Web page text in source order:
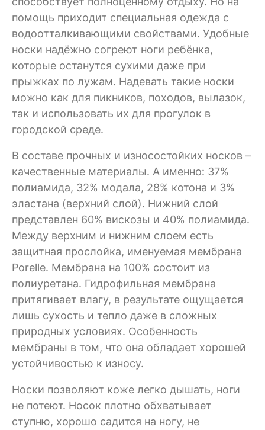
помощь приходит специальная одежда с
водоотталкивающими свойствами. Удобные
носки надёжно согреют ноги ребёнка,
которые останутся сухими даже при
прыжках по лужам. Надевать такие носки
можно как для пикников, походов, вылазок,
так и использовать их для прогулок в
городской среде.
В составе прочных и износостойких носков –
качественные материалы. А именно: 37%
полиамида, 32% модала, 28% котона и 3%
эластана (верхний слой). Нижний слой
представлен 60% вискозы и 40% полиамида.
Между верхним и нижним слоем есть
защитная прослойка, именуемая мембрана
Porelle. Мембрана на 100% состоит из
полиуретана. Гидрофильная мембрана
притягивает влагу, в результате ощущается
лишь сухость и тепло даже в сложных
природных условиях. Особенность
мембраны в том, что она обладает хорошей
устойчивостью к износу.
Носки позволяют коже легко дышать, ноги
не потеют. Носок плотно обхватывает
ступню, хорошо садится на ногу, не